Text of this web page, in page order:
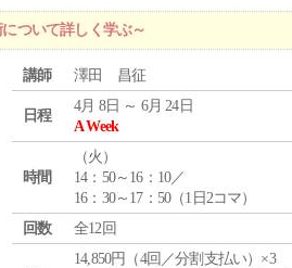
ついて詳しく学ぶ～
講師 澤田 昌征
日程
4月 8日 ～ 6月 24日
A Week
時間
（火 ）
14：50～16：10／
16：30～17：50（1日2コマ）
回数
全12回
14,850円（4回／分割支払い）×3